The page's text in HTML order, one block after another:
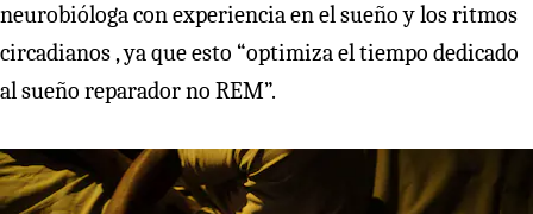
neurobióloga con experiencia en el sueño y los ritmos
circadianos , ya que esto “optimiza el tiempo dedicado
al sueño reparador no REM”.